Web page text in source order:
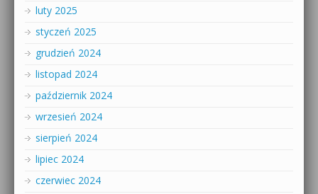
luty 2025
styczeń 2025
grudzień 2024
listopad 2024
październik 2024
wrzesień 2024
sierpień 2024
lipiec 2024
czerwiec 2024